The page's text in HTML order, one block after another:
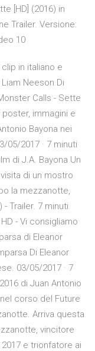
[HD] (2016) in
Trailer. Versione:
10
in italiano e
Neeson Di
Calls - Sette
immagini e
Bayona nei
05/2017 · 7 minuti
di J.A. Bayona Un
di un mostro
la mezzanotte,
Trailer. 7 minuti
- Vi consigliamo
di Eleanor
Di Eleanor
03/05/2017 · 7
di Juan Antonio
corso del Future
Arriva questa
vincitore
e trionfatore ai